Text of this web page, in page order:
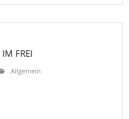
FREI
Allgemein